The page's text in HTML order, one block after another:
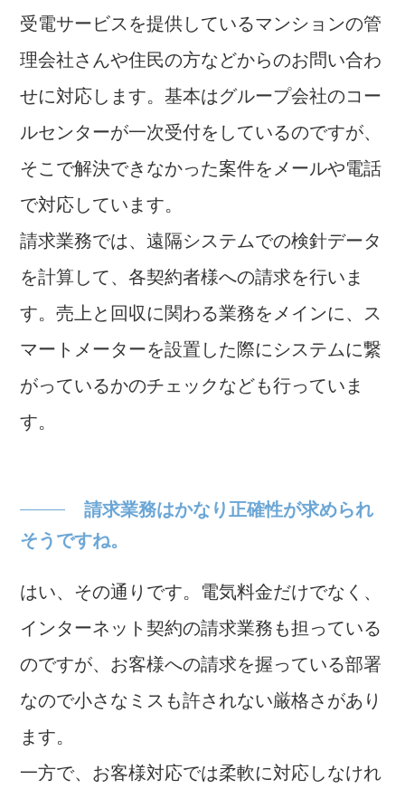
受電サービスを提供しているマンションの管
理会社さんや住民の方などからのお問い合わ
せに対応します。基本はグループ会社のコー
ルセンターが一次受付をしているのですが、
そこで解決できなかった案件をメールや電話
で対応しています。
請求業務では、遠隔システムでの検針データ
を計算して、各契約者様への請求を行いま
す。売上と回収に関わる業務をメインに、ス
マートメーターを設置した際にシステムに繋
がっているかのチェックなども行っていま
す。
請求業務はかなり正確性が求められ
そうですね。
はい、その通りです。電気料金だけでなく、
インターネット契約の請求業務も担っている
のですが、お客様への請求を握っている部署
なので小さなミスも許されない厳格さがあり
ます。
一方で、お客様対応では柔軟に対応しなけれ